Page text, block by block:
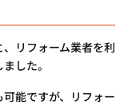
リフォーム業者を利
した。
能ですが、リフォー